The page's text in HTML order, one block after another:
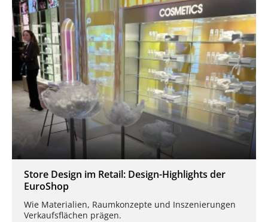
Store Design im Retail: Design-Highlights der
EuroShop
Wie Materialien, Raumkonzepte und Inszenierungen
Verkaufsflächen prägen.